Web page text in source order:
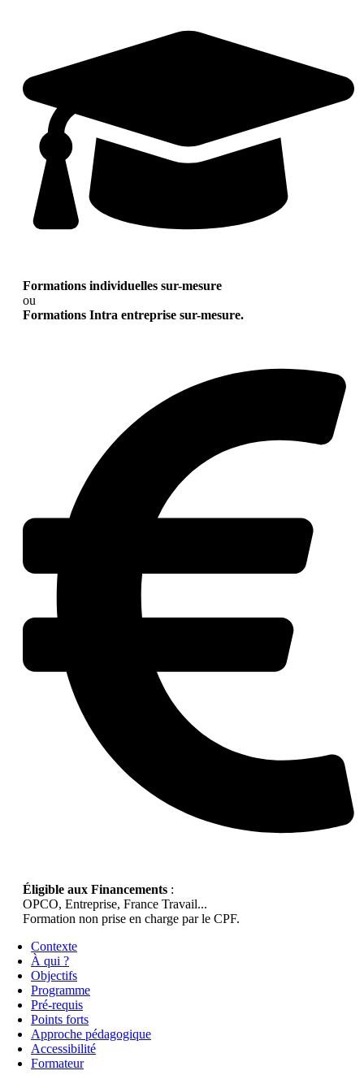
Formations individuelles sur-mesure
ou
Formations Intra entreprise sur-mesure.
Éligible aux Financements :
OPCO, Entreprise, France Travail...
Formation non prise en charge par le CPF.
Contexte
À qui ?
Objectifs
Programme
Pré-requis
Points forts
Approche pédagogique
Accessibilité
Formateur